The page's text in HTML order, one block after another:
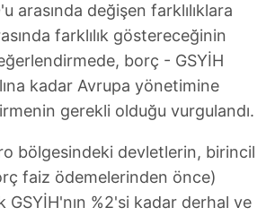
arasında değişen farklılıklara
farklılık göstereceğinin
borç - GSYİH
kadar Avrupa yönetimine
gerekli olduğu vurgulandı.
bölgesindeki devletlerin, birincil
faiz ödemelerinden önce)
GSYİH'nın %2'si kadar derhal ve